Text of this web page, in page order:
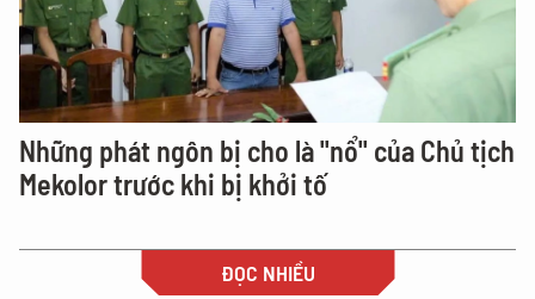
Những phát ngôn bị cho là "nổ" của Chủ tịch
Mekolor trước khi bị khởi tố
ĐỌC NHIỀU